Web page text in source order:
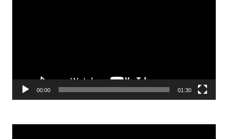
00:00 01:30
Odtwarzacz